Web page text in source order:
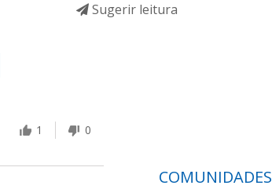
Sugerir leitura
1 0
COMUNIDADES